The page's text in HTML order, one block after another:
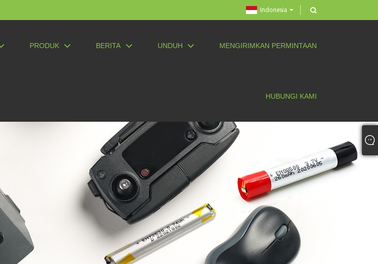
Indonesia
PRODUK BERITA UNDUH MENGIRIMKAN PERMINTAAN
HUBUNGI KAMI